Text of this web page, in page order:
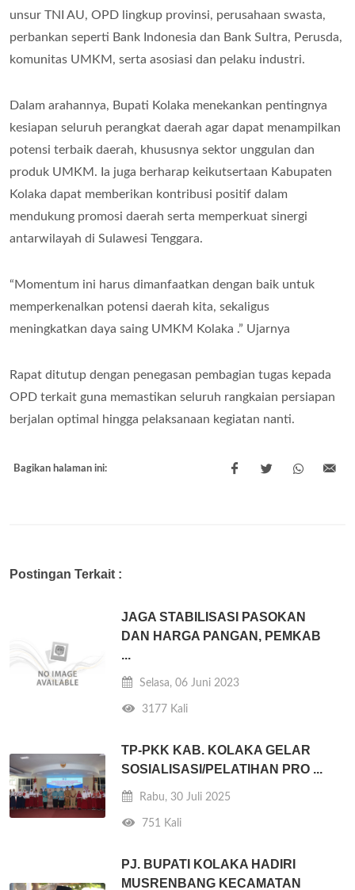
unsur TNI AU, OPD lingkup provinsi, perusahaan swasta,
perbankan seperti Bank Indonesia dan Bank Sultra, Perusda,
komunitas UMKM, serta asosiasi dan pelaku industri.
Dalam arahannya, Bupati Kolaka menekankan pentingnya
kesiapan seluruh perangkat daerah agar dapat menampilkan
potensi terbaik daerah, khususnya sektor unggulan dan
produk UMKM. Ia juga berharap keikutsertaan Kabupaten
Kolaka dapat memberikan kontribusi positif dalam
mendukung promosi daerah serta memperkuat sinergi
antarwilayah di Sulawesi Tenggara.
“Momentum ini harus dimanfaatkan dengan baik untuk
memperkenalkan potensi daerah kita, sekaligus
meningkatkan daya saing UMKM Kolaka .” Ujarnya
Rapat ditutup dengan penegasan pembagian tugas kepada
OPD terkait guna memastikan seluruh rangkaian persiapan
berjalan optimal hingga pelaksanaan kegiatan nanti.
Bagikan halaman ini:
Postingan Terkait :
JAGA STABILISASI PASOKAN
DAN HARGA PANGAN, PEMKAB
...
Selasa, 06 Juni 2023
3177 Kali
TP-PKK KAB. KOLAKA GELAR
SOSIALISASI/PELATIHAN PRO ...
Rabu, 30 Juli 2025
751 Kali
PJ. BUPATI KOLAKA HADIRI
MUSRENBANG KECAMATAN